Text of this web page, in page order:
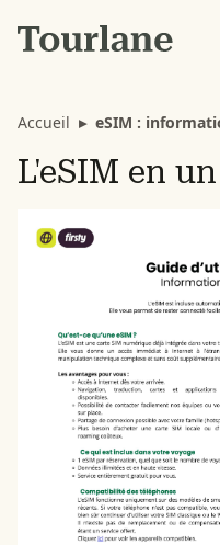
Accueil ▸ eSIM :
L'eSIM en